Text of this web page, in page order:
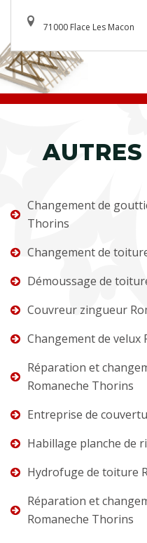
71000 Flace Les Macon
Changement de
Thorins
Changement de
Démoussage de
Couvreur zingueur
Changement de velux
Réparation et
Romaneche Thorins
Entreprise de
Habillage planche de
Hydrofuge de toiture
Réparation et
Romaneche Thorins